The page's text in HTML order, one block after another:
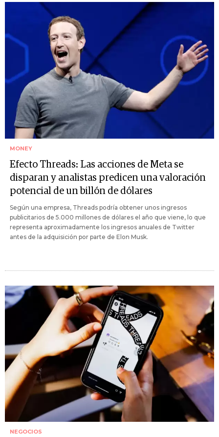
MONEY
Efecto Threads: Las acciones de Meta se
disparan y analistas predicen una valoración
potencial de un billón de dólares
Según una empresa, Threads podría obtener unos ingresos
publicitarios de 5.000 millones de dólares el año que viene, lo que
representa aproximadamente los ingresos anuales de Twitter
antes de la adquisición por parte de Elon Musk.
NEGOCIOS